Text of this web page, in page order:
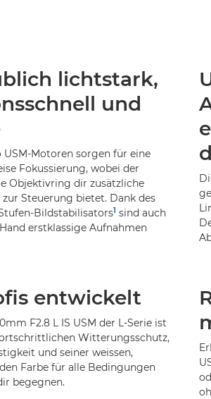
lichtstark,
und
USM-Motoren sorgen für eine
Fokussierung, wobei der
Objektivring dir zusätzliche
Steuerung bietet. Dank des
Bildstabilisators1 sind auch
erstklassige Aufnahmen
entwickelt
F2.8 L IS USM der L-Serie ist
Witterungsschutz,
und seiner weissen,
Farbe für alle Bedingungen
begegnen.